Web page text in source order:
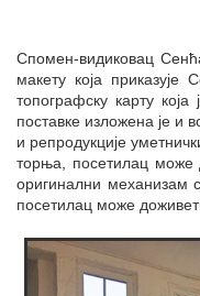
Спомен-видиковац
макету која
топографску карту
поставке изложена је и
и репродукције
торња, посетилац може
оригинални механизам
посетилац може